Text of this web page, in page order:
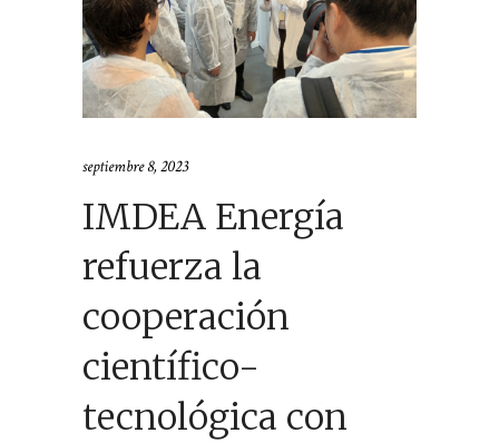
septiembre 8, 2023
IMDEA Energía
refuerza la
cooperación
científico-
tecnológica con